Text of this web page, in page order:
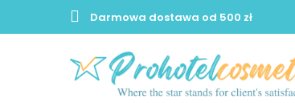
Darmowa dostawa od 500 zł